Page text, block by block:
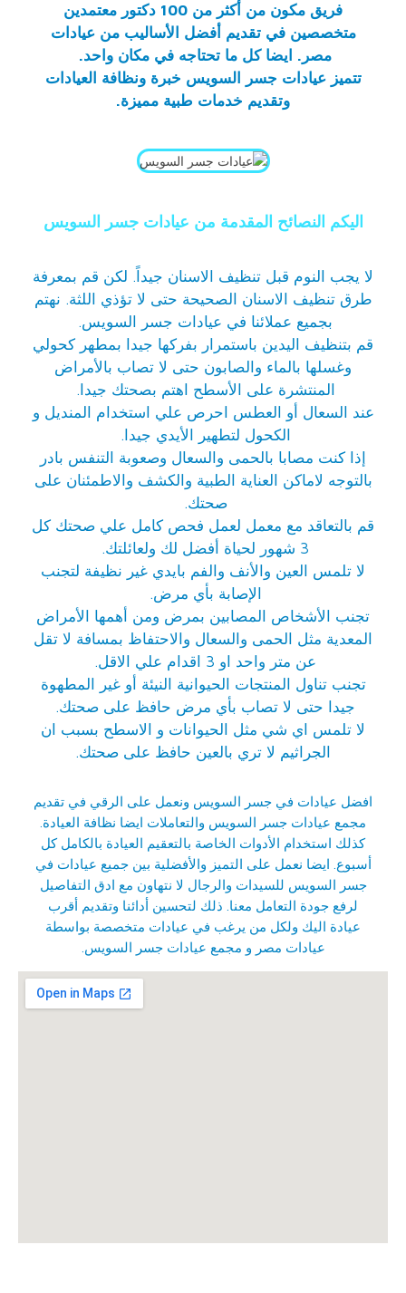
فريق مكون من أكثر من 100 دكتور معتمدين
متخصصين في تقديم أفضل الأساليب من عيادات
مصر. ايضا كل ما تحتاجه في مكان واحد.
تتميز عيادات جسر السويس خبرة ونظافة العيادات
وتقديم خدمات طبية مميزة.
اليكم النصائح المقدمة من عيادات جسر السويس
لا يجب النوم قبل تنظيف الاسنان جيداً. لكن قم بمعرفة
طرق تنظيف الاسنان الصحيحة حتى لا تؤذي اللثة. نهتم
بجميع عملائنا في عيادات جسر السويس.
قم بتنظيف اليدين باستمرار بفركها جيدا بمطهر كحولي
وغسلها بالماء والصابون حتى لا تصاب بالأمراض
المنتشرة على الأسطح اهتم بصحتك جيدا.
عند السعال أو العطس احرص علي استخدام المنديل و
الكحول لتطهير الأيدي جيدا.
إذا كنت مصابا بالحمى والسعال وصعوبة التنفس بادر
بالتوجه لاماكن العناية الطبية والكشف والاطمئنان على
صحتك.
قم بالتعاقد مع معمل لعمل فحص كامل علي صحتك كل
3 شهور لحياة أفضل لك ولعائلتك.
لا تلمس العين والأنف والفم بايدي غير نظيفة لتجنب
الإصابة بأي مرض.
تجنب الأشخاص المصابين بمرض ومن أهمها الأمراض
المعدية مثل الحمى والسعال والاحتفاظ بمسافة لا تقل
عن متر واحد او 3 اقدام علي الاقل.
تجنب تناول المنتجات الحيوانية النيئة أو غير المطهوة
جيدا حتى لا تصاب بأي مرض حافظ على صحتك.
لا تلمس اي شي مثل الحيوانات و الاسطح بسبب ان
الجراثيم لا تري بالعين حافظ على صحتك.
افضل عيادات في جسر السويس ونعمل على الرقي في تقديم
مجمع عيادات جسر السويس والتعاملات ايضا نظافة العيادة.
كذلك استخدام الأدوات الخاصة بالتعقيم العيادة بالكامل كل
أسبوع. ايضا نعمل على التميز والأفضلية بين جميع عيادات في
جسر السويس للسيدات والرجال لا نتهاون مع ادق التفاصيل
لرفع جودة التعامل معنا. ذلك لتحسين أدائنا وتقديم أقرب
عيادة اليك ولكل من يرغب في عيادات متخصصة بواسطة
عيادات مصر و مجمع عيادات جسر السويس